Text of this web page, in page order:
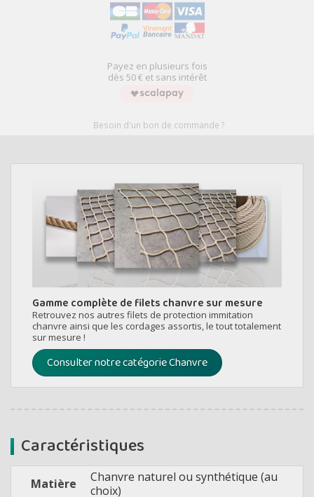
Payez en plusieurs fois
dès 50 € et sans intérêt
Besoin d'un bon de commande ?
Gamme complète de filets chanvre sur mesure
Retrouvez nos autres filets de protection immitation
chanvre ainsi que les cordages assortis, le tout totalement
sur mesure !
Consulter notre catégorie Chanvre
Caractéristiques
Matière
Chanvre naturel ou synthétique (au
choix)